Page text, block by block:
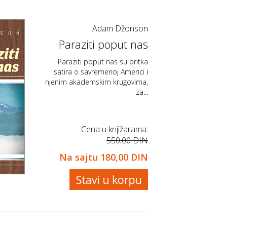
Adam Džonson
Paraziti poput nas
Paraziti poput nas su britka
satira o savremenoj Americi i
njenim akademskim krugovima,
za...
Cena u knjižarama:
550,00 DIN
Na sajtu 180,00 DIN